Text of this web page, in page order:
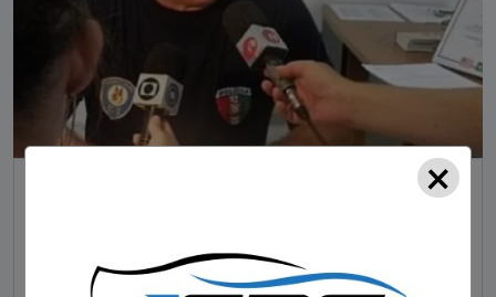
Foragido pela morte de delegado aposentado
×